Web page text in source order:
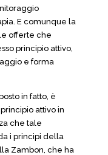
E comunque la
offerte che
principio attivo,
e forma
in fatto, è
attivo in
che tale
i principi della
Zambon, che ha